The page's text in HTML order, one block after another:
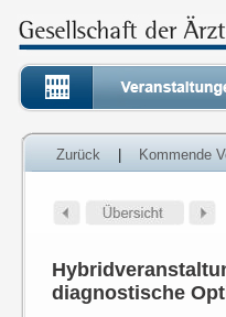
Zurück Kommende
diagnostische